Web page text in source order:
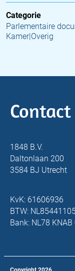
Categorie
Parlementaire
Kamer|Overig
Contact
1848 B.V.
Daltonlaan 200
3584 BJ Utrecht
KvK: 61606936
BTW:
Bank: NL78